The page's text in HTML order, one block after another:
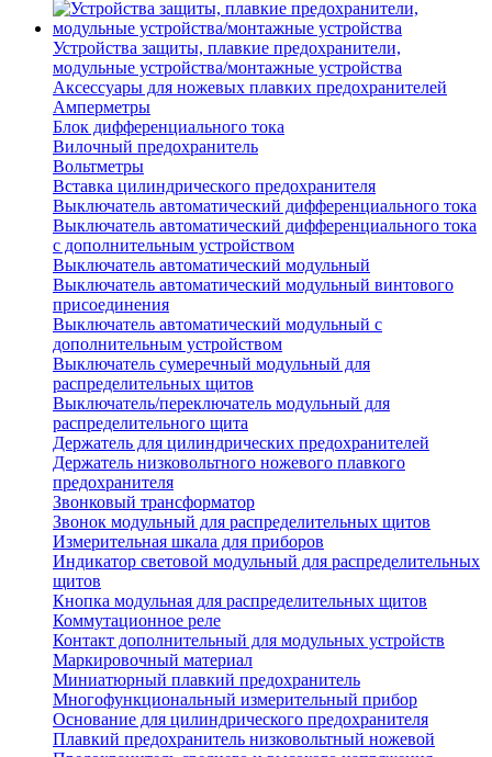
Устройства защиты, плавкие предохранители,
модульные устройства/монтажные устройства
Аксессуары для ножевых плавких предохранителей
Амперметры
Блок дифференциального тока
Вилочный предохранитель
Вольтметры
Вставка цилиндрического предохранителя
Выключатель автоматический дифференциального тока
Выключатель автоматический дифференциального тока
с дополнительным устройством
Выключатель автоматический модульный
Выключатель автоматический модульный винтового
присоединения
Выключатель автоматический модульный с
дополнительным устройством
Выключатель сумеречный модульный для
распределительных щитов
Выключатель/переключатель модульный для
распределительного щита
Держатель для цилиндрических предохранителей
Держатель низковольтного ножевого плавкого
предохранителя
Звонковый трансформатор
Звонок модульный для распределительных щитов
Измерительная шкала для приборов
Индикатор световой модульный для распределительных
щитов
Кнопка модульная для распределительных щитов
Коммутационное реле
Контакт дополнительный для модульных устройств
Маркировочный материал
Миниатюрный плавкий предохранитель
Многофункциональный измерительный прибор
Основание для цилиндрического предохранителя
Плавкий предохранитель низковольтный ножевой